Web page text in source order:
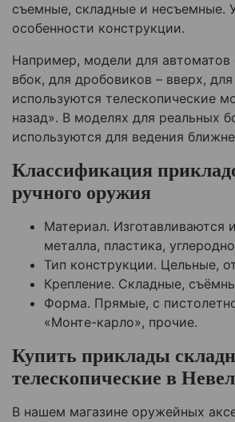
съемные, складные и несъемные.
особенности конструкции.
Например, модели для автоматов
вбок, для дробовиков – вверх,
используются телескопические
назад». В моделях для реальных
используются для ведения
Классификация
ручного оружия
Материал. Изготавливаются
металла, пластика,
Тип конструкции. Цельные,
Крепление. Складные,
Форма. Прямые, с
«Монте-карло», прочие.
Купить приклады
телескопические в
В нашем магазине оружейных